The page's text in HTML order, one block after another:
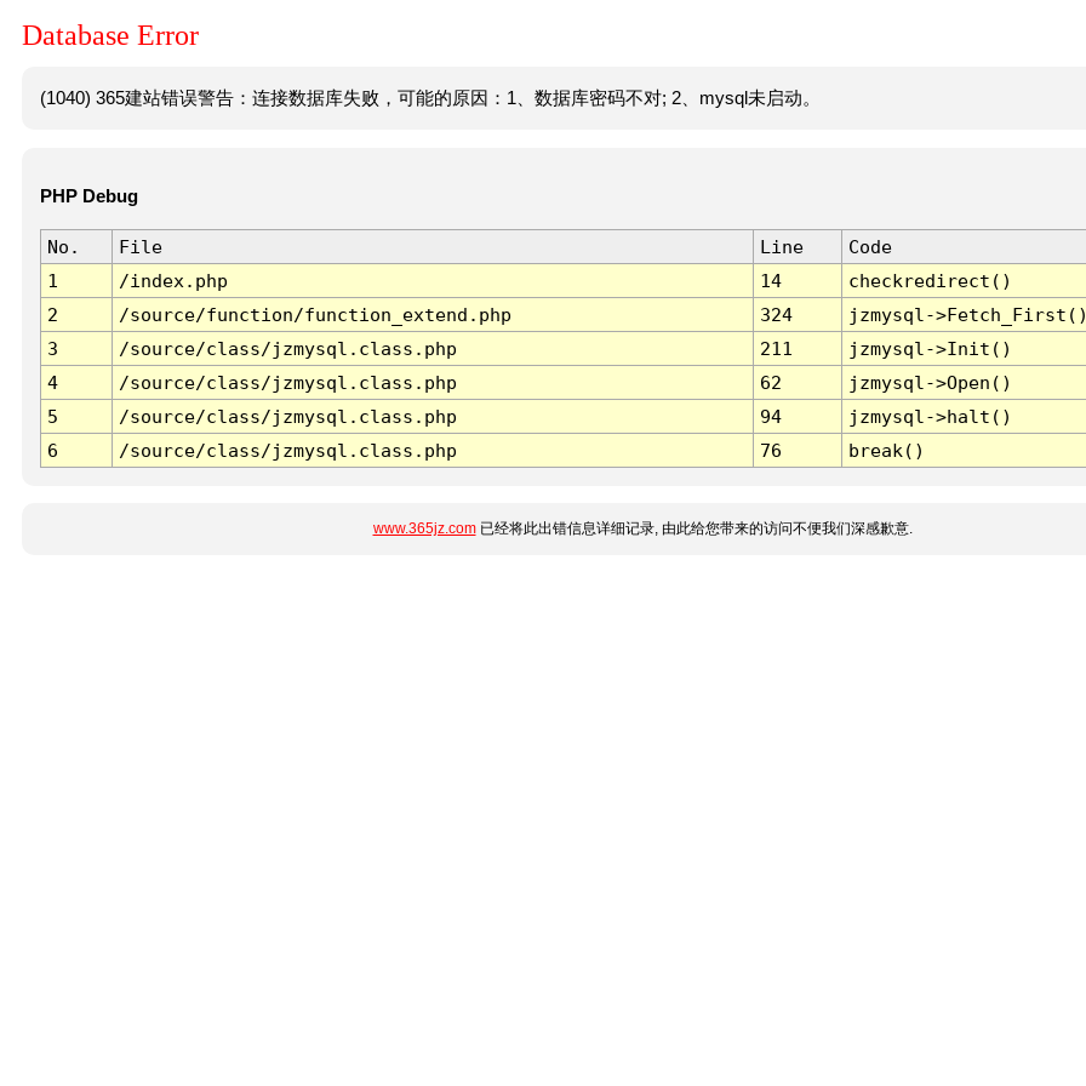
Database Error
(1040) 365建站错误警告：连接数据库失败，可能的原因：1、数据库密码不对; 2、mysql未启动。
PHP Debug
No. File Line
Code
1
/index.php 14
checkredirect()
2
/source/function/function_extend.php 324
jzmysql-
3
/source/class/jzmysql.class.php 211
jzmysql->Init()
4
/source/class/jzmysql.class.php 62
jzmysql->Open()
5
/source/class/jzmysql.class.php 94
jzmysql->halt()
6
/source/class/jzmysql.class.php 76 break()
www.365jz.com已经将此出错信息详细记录, 由此给您带来的访问不便我们深感歉意.